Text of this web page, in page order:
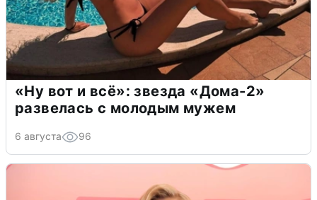
«Ну вот и всё»: звезда «Дома-2»
развелась с молодым мужем
6 августа 96